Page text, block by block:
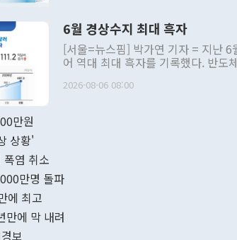
주의적 희망에 근거한 비현실적 구상
관의 대북 정책 관련 발언이 물의를
관 부처 장관이 공개적으로 부정적
관의 무리한 대북 접근법과 월권을
다. [정동영 통일부 장관이 지난달 23일 오후 서울 종로구 정부서울청사에
무너졌다고도 했다. 또 "현 시점에서
함께 4자 대화의 동력을 확보하기 위
6월 경상수지 최대 흑자
[서울=뉴스핌] 박가연 기자 = 지난 6
어 역대 최대 흑자를 기록했다. 반도
료=한국은행] 한국은행이 6일 발표한 '2026년 6월 국제수지(잠정)'에 따르
며 월간 기준 처음으로 1000억달러
196.9% 급증했고 컴퓨터·주변기기
수출은 160.4% 늘었으며 비IT 품
2026-08-06 08:00
만원
상황'
폭염 취소
만명 돌파
에 최고
만에 막 내려
보